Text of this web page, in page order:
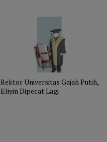
Rektor Universitas Gajah Putih,
Eliyin Dipecat Lagi